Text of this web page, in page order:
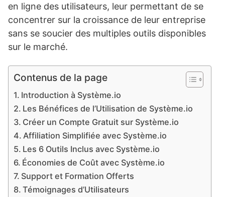
en ligne des utilisateurs, leur permettant de se
concentrer sur la croissance de leur entreprise
sans se soucier des multiples outils disponibles
sur le marché.
Contenus de la page
Introduction à Système.io
Les Bénéfices de l’Utilisation de Système.io
Créer un Compte Gratuit sur Système.io
Affiliation Simplifiée avec Système.io
Les 6 Outils Inclus avec Système.io
Économies de Coût avec Système.io
Support et Formation Offerts
Témoignages d’Utilisateurs